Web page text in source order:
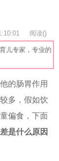
阅读()
儿专家，专业的
的肠胃作用
多，假如饮
偏食，下面
是什么原因